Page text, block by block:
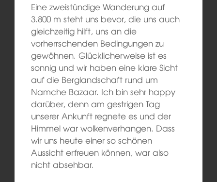
Eine zweistündige Wanderung auf
3.800 m steht uns bevor, die uns auch
gleichzeitig hilft, uns an die
vorherrschenden Bedingungen zu
gewöhnen. Glücklicherweise ist es
sonnig und wir haben eine klare Sicht
auf die Berglandschaft rund um
Namche Bazaar. Ich bin sehr happy
darüber, denn am gestrigen Tag
unserer Ankunft regnete es und der
Himmel war wolkenverhangen. Dass
wir uns heute einer so schönen
Aussicht erfreuen können, war also
nicht absehbar.